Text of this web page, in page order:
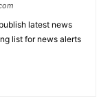
latest news
list for news alerts